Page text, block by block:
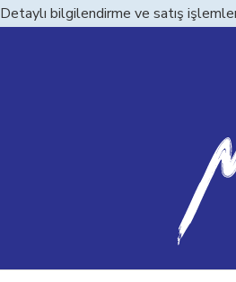
Detaylı bilgilendirme ve satış